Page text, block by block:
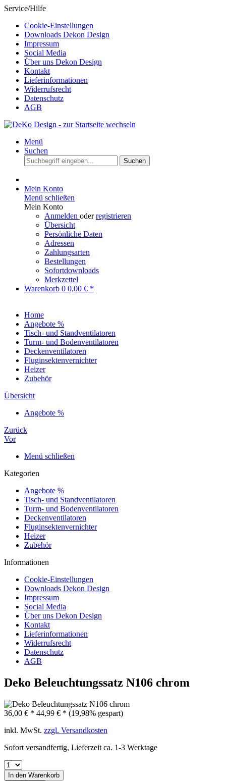
Service/Hilfe
Cookie-Einstellungen
Downloads Dekon Design
Impressum
Social Media
Über uns Dekon Design
Kontakt
Lieferinformationen
Widerrufsrecht
Datenschutz
AGB
Menü
Suchen
Suchen
Mein Konto
Menü schließen
Mein Konto
Anmelden oderregistrieren
Übersicht
Persönliche Daten
Adressen
Zahlungsarten
Bestellungen
Sofortdownloads
Merkzettel
Warenkorb 0 0,00 € *
Home
Angebote %
Tisch- und Standventilatoren
Turm- und Bodenventilatoren
Deckenventilatoren
Fluginsektenvernichter
Heizer
Zubehör
Übersicht
Angebote %
Zurück
Vor
Menü schließen
Kategorien
Angebote %
Tisch- und Standventilatoren
Turm- und Bodenventilatoren
Deckenventilatoren
Fluginsektenvernichter
Heizer
Zubehör
Informationen
Cookie-Einstellungen
Downloads Dekon Design
Impressum
Social Media
Über uns Dekon Design
Kontakt
Lieferinformationen
Widerrufsrecht
Datenschutz
AGB
Deko Beleuchtungssatz N106 chrom
36,00 € * 44,99 € * (19,98% gespart)
inkl. MwSt. zzgl. Versandkosten
Sofort versandfertig, Lieferzeit ca. 1-3 Werktage
In den Warenkorb